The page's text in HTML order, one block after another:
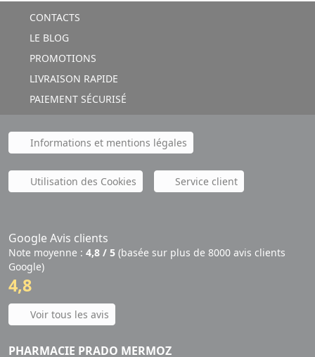
CONTACTS
LE BLOG
PROMOTIONS
LIVRAISON RAPIDE
PAIEMENT SÉCURISÉ
Informations et mentions légales
Utilisation des Cookies Service client
Google Avis clients
Note moyenne : 4,8 / 5 (basée sur plus de 8000 avis clients
Google)
4,8
Voir tous les avis
PHARMACIE PRADO MERMOZ